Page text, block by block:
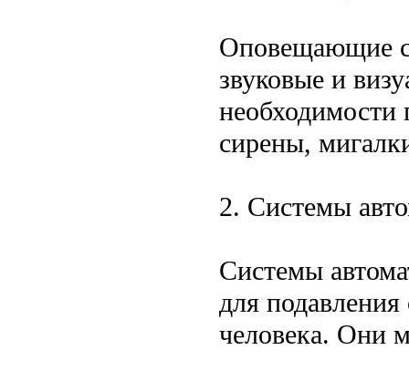
Оповещающие
звуковые и
необходимости
сирены,
2. Системы
Системы
для подавления
человека. Они